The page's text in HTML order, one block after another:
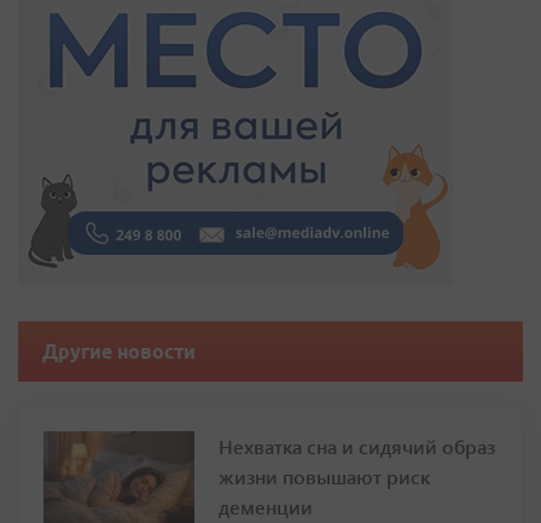
Другие новости
Нехватка сна и сидячий образ
жизни повышают риск
деменции